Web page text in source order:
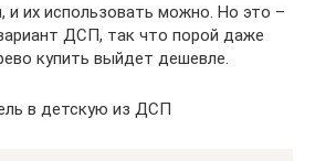
и их использовать можно. Но это –
ДСП, так что порой даже
купить выйдет дешевле.
в детскую из ДСП